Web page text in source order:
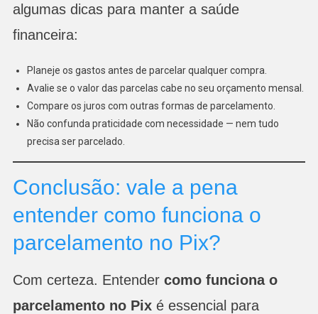
algumas dicas para manter a saúde
financeira:
Planeje os gastos antes de parcelar qualquer compra.
Avalie se o valor das parcelas cabe no seu orçamento mensal.
Compare os juros com outras formas de parcelamento.
Não confunda praticidade com necessidade — nem tudo
precisa ser parcelado.
Conclusão: vale a pena
entender como funciona o
parcelamento no Pix?
Com certeza. Entender como funciona o
parcelamento no Pixé essencial para